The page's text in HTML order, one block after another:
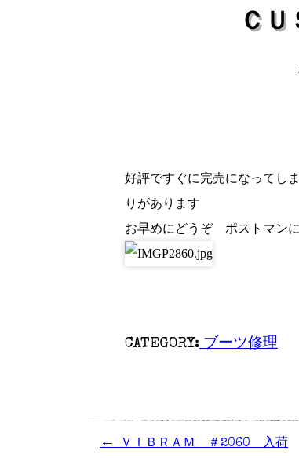
Ｃ
好評ですぐに完売になってし
りがあります
お早めにどうぞ ポストマン
CATEGORY:ブーツ修理
← ＶＩＢＲＡＭ ＃2060 入荷